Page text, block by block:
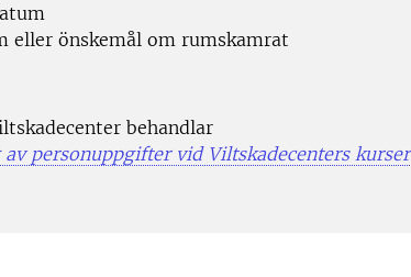
eller önskemål om rumskamrat
behandlar
av personuppgifter vid Viltskadecenters kurser